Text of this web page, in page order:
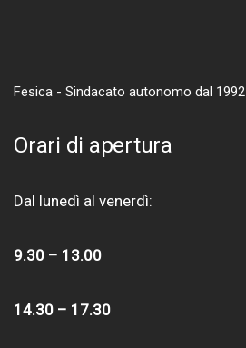
Fesica - Sindacato autonomo dal 1992
Orari di apertura
Dal lunedì al venerdì:
9.30 – 13.00
14.30 – 17.30